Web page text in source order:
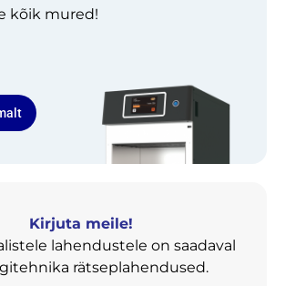
kõik mured!
Kirjuta meile!
lahendustele on saadaval
rätseplahendused.